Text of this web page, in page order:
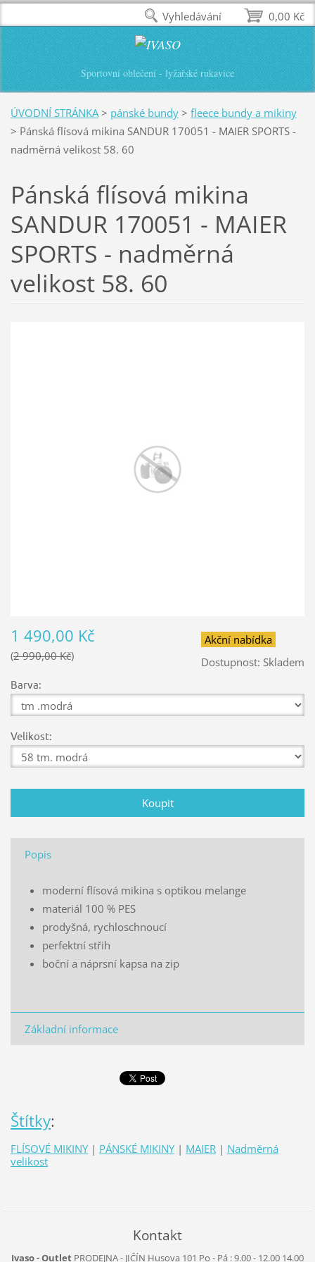
Sportovní oblečení - lyžařské rukavice
ÚVODNÍ STRÁNKA > pánské bundy > fleece bundy a mikiny
> Pánská flísová mikina SANDUR 170051 - MAIER SPORTS -
nadměrná velikost 58. 60
Pánská flísová mikina
SANDUR 170051 - MAIER
SPORTS - nadměrná
velikost 58. 60
Akční nabídka
Dostupnost: Skladem
1 490,00 Kč
2 990,00 Kč
Barva:
Velikost:
Popis
moderní flísová mikina s optikou melange
materiál 100 % PES
prodyšná, rychloschnoucí
perfektní střih
boční a náprsní kapsa na zip
Základní informace
Štítky:
FLÍSOVÉ MIKINY | PÁNSKÉ MIKINY | MAIER | Nadměrná
velikost
Kontakt
Ivaso - Outlet PRODEJNA - JIČÍN Husova 101 Po - Pá :9.00 - 12.00 14.00
0,00 Kč
Vyhledávání